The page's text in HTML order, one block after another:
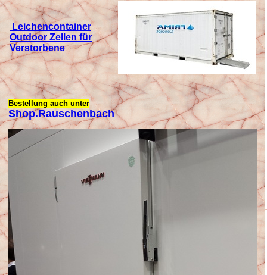
Leichencontainer
Outdoor Zellen für
Verstorbene
Bestellung auch unter
Shop.Rauschenbach